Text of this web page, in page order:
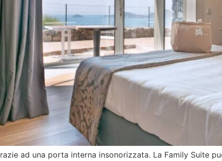
ad una porta interna insonorizzata. La Family Suite